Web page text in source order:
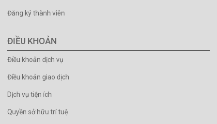
Đăng ký thành viên
ĐIỀU KHOẢN
Điều khoản dịch vụ
Điều khoản giao dịch
Dịch vụ tiện ích
Quyền sở hữu trí tuệ